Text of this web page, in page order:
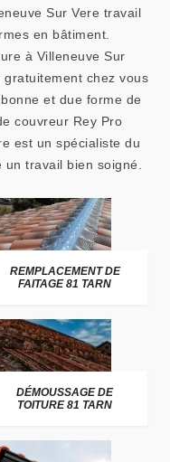
Sur Vere travail
en bâtiment.
à Villeneuve Sur
chez vous
et due forme de
couvreur Rey Pro
est un spécialiste du
travail bien soigné.
REMPLACEMENT DE
FAITAGE 81 TARN
DÉMOUSSAGE DE
TOITURE 81 TARN